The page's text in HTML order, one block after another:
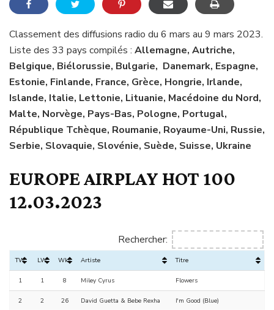
Classement des diffusions radio du 6 mars au 9 mars 2023.
Liste des 33 pays compilés : Allemagne, Autriche,
Belgique, Biélorussie, Bulgarie, Danemark, Espagne,
Estonie, Finlande, France, Grèce, Hongrie, Irlande,
Islande, Italie, Lettonie, Lituanie, Macédoine du Nord,
Malte, Norvège, Pays-Bas, Pologne, Portugal,
République Tchèque, Roumanie, Royaume-Uni, Russie,
Serbie, Slovaquie, Slovénie, Suède, Suisse, Ukraine
EUROPE AIRPLAY HOT 100
12.03.2023
Rechercher:
TW LW Wks Artiste Titre
1 1 8 Miley Cyrus Flowers
2 2 26 David Guetta & Bebe Rexha I'm Good (Blue)